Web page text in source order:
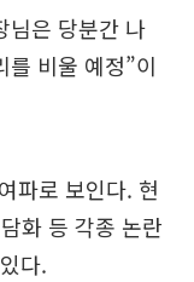
님은 당분간 나
를 비울 예정”이
파로 보인다. 현
화 등 각종 논란
다.